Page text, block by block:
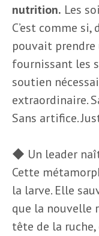
nutrition. Les
C’est comme
pouvait
fournissant les
soutien
extraordinaire.
Sans artifice.
◆ Un leader
Cette
la larve. Elle
que la nouvelle
tête de la